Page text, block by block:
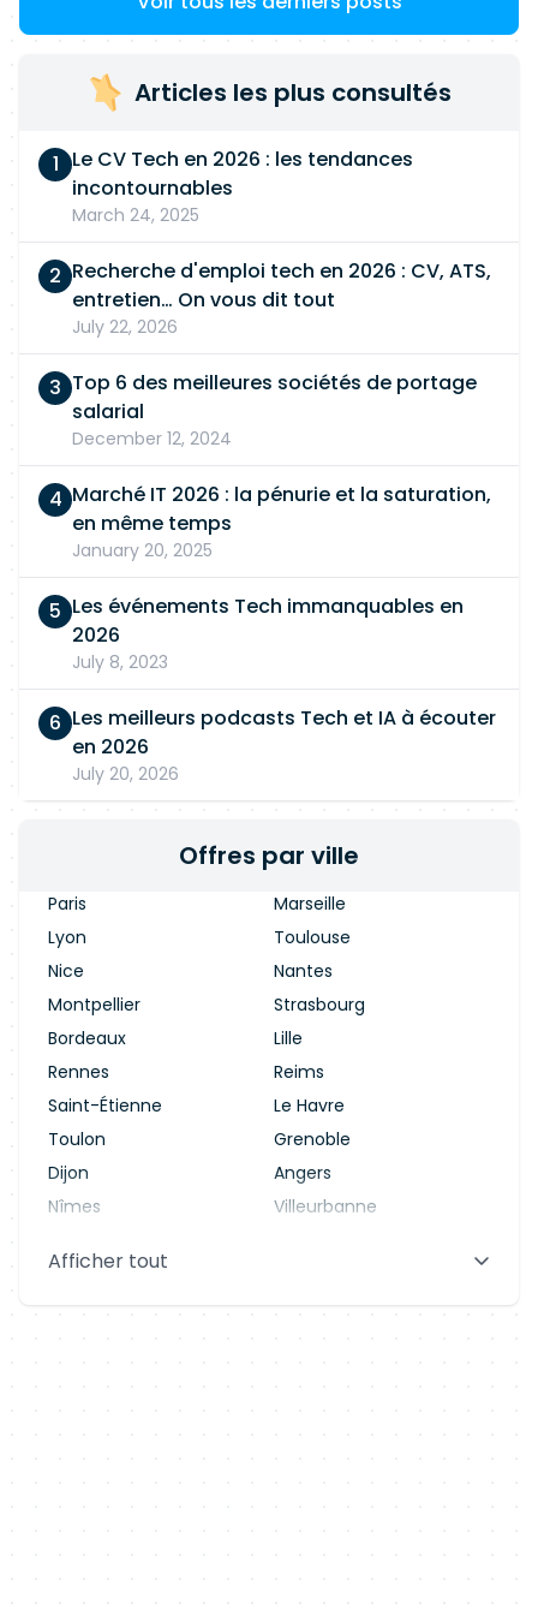
Articles les plus consultés
Le CV Tech en 2026 : les tendances
incontournables
March 24, 2025
Recherche d'emploi tech en 2026 : CV, ATS,
entretien… On vous dit tout
July 22, 2026
Top 6 des meilleures sociétés de portage
salarial
December 12, 2024
Marché IT 2026 : la pénurie et la saturation,
en même temps
January 20, 2025
Les événements Tech immanquables en
2026
July 8, 2023
Les meilleurs podcasts Tech et IA à écouter
en 2026
July 20, 2026
Offres par ville
Paris
Marseille
Lyon
Toulouse
Nice
Nantes
Montpellier
Strasbourg
Bordeaux
Lille
Rennes
Reims
Saint-Étienne
Le Havre
Toulon
Grenoble
Dijon
Angers
Nîmes
Villeurbanne
Aix-en-Provence
Afficher tout